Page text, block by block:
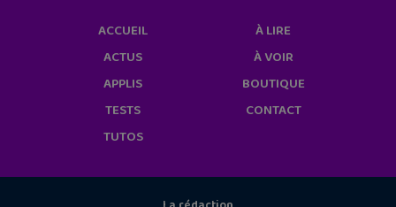
ACCUEIL
ACTUS
APPLIS
TESTS
TUTOS
À LIRE
À VOIR
BOUTIQUE
CONTACT